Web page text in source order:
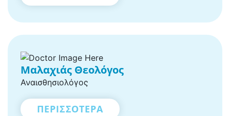
Μαλαχιάς Θεολόγος
Αναισθησιολόγος
ΠΕΡΙΣΣΟΤΕΡΑ